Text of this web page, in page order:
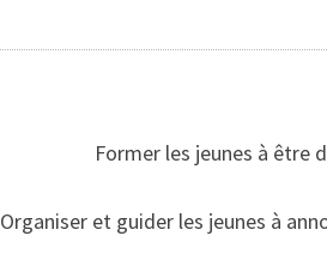
Former les jeunes à être
Organiser et guider les jeunes à